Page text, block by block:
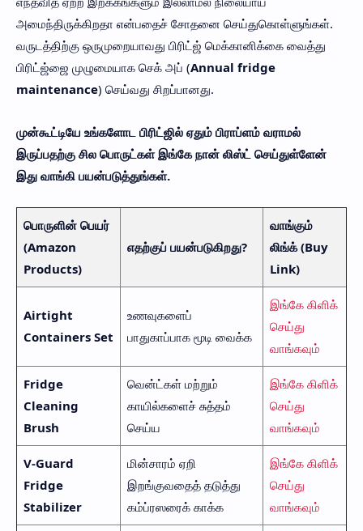
அமைந்திருக்கிறதா என்பதைச் சோதனை செய்துகொள்ளுங்கள்.
வருடத்திற்கு ஒருமுறையாவது பிரிட்ஜ் மெக்கானிக்கை வைத்து
பிரிட்ஜ்ஜை முழுமையாக செக் அப் (Annual fridge
maintenance) செய்வது சிறப்பானது.
முன்கூட்டியே உங்களோட பிரிட்ஜில் ஏதும் பிராப்ளம் வராமல்
இருப்பதற்கு சில பொருட்கள் இங்கே நான் லிஸ்ட் செய்துள்ளேன்
இது வாங்கி பயன்படுத்துங்கள்.
பொருளின் பெயர்
(Amazon
Products)
எதற்குப் பயன்படுகிறது?
வாங்கும்
லிங்க் (Buy
Link)
Airtight
Containers Set
உணவுகளைப்
பாதுகாப்பாக மூடி வைக்க
இங்கே கிளிக்
செய்து
வாங்கவும்
Fridge
Cleaning
Brush
வென்ட்கள் மற்றும்
காயில்களைச் சுத்தம்
செய்ய
இங்கே கிளிக்
செய்து
வாங்கவும்
V-Guard
Fridge
Stabilizer
மின்சாரம் ஏறி
இறங்குவதைத் தடுத்து
கம்ப்ரஸரைக் காக்க
இங்கே கிளிக்
செய்து
வாங்கவும்